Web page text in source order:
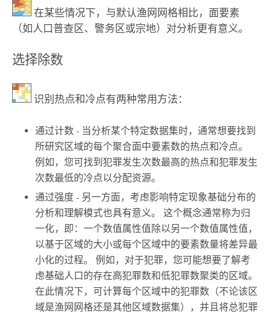
在某些情况下，与默认渔网网格相比，面要素
（如人口普查区、警务区或宗地）对分析更有意义。
选择除数
识别热点和冷点有两种常用方法：
通过计数 - 当分析某个特定数据集时，通常想要找到
所研究区域的每个聚合面中要素数的热点和冷点。
例如，您可找到犯罪发生次数最高的热点和犯罪发生
次数最低的冷点以分配资源。
通过强度 - 另一方面，考虑影响特定现象基础分布的
分析和理解模式也具有意义。 这个概念通常称为归
一化，即：一个数值属性值除以另一个数值属性值，
以基于区域的大小或每个区域中的要素数量将差异最
小化的过程。 例如，对于犯罪，您可能想要了解考
虑基础人口的存在高犯罪数和低犯罪数聚类的区域。
在此情况下，可计算每个区域中的犯罪数（不论该区
域是渔网网格还是其他区域数据集），并且将总犯罪